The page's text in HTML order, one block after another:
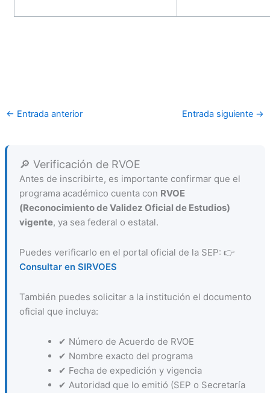
← Entrada anterior Entrada siguiente →
🔎 Verificación de RVOE
Antes de inscribirte, es importante confirmar que el
programa académico cuenta con RVOE
(Reconocimiento de Validez Oficial de Estudios)
vigente, ya sea federal o estatal.
Puedes verificarlo en el portal oficial de la SEP: 👉
Consultar en SIRVOES
También puedes solicitar a la institución el documento
oficial que incluya:
✔ Número de Acuerdo de RVOE
✔ Nombre exacto del programa
✔ Fecha de expedición y vigencia
✔ Autoridad que lo emitió (SEP o Secretaría